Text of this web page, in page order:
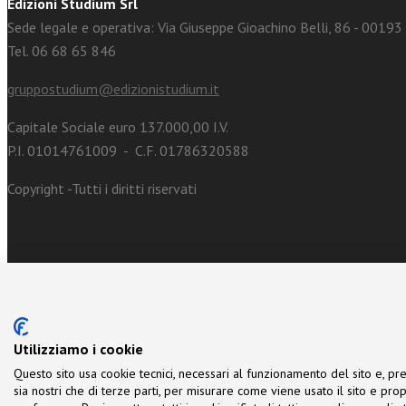
Sede legale e operativa: Via Giuseppe Gioachino Belli, 86 - 00193
Tel. 06 68 65 846
gruppostudium@edizionistudium.it
Capitale Sociale euro 137.000,00 I.V.
P.I. 01014761009 - C.F. 01786320588
Copyright -Tutti i diritti riservati
Utilizziamo i cookie
Questo sito usa cookie tecnici, necessari al funzionamento del sito e,
sia nostri che di terze parti, per misurare come viene usato il sito e